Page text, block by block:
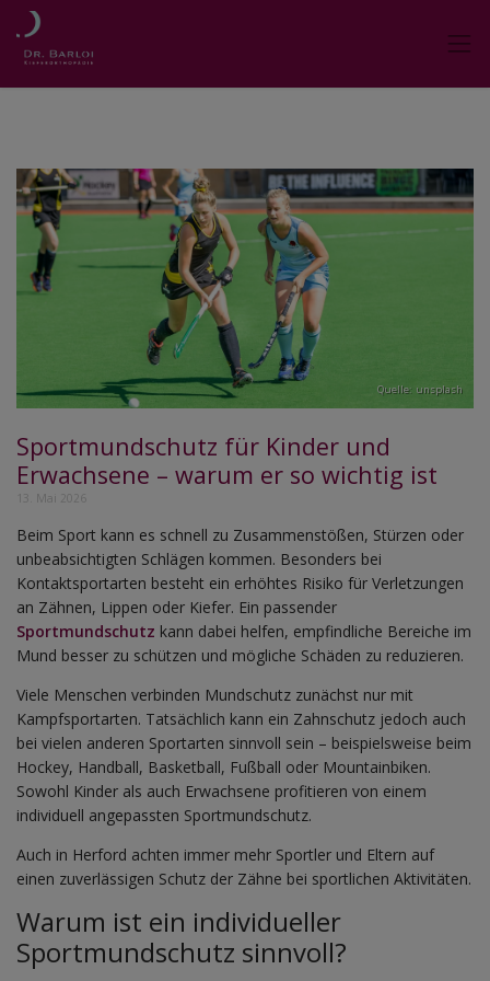
Quelle: unsplash
Sportmundschutz für Kinder und
Erwachsene – warum er so wichtig ist
13. Mai 2026
Beim Sport kann es schnell zu Zusammenstößen, Stürzen oder
unbeabsichtigten Schlägen kommen. Besonders bei
Kontaktsportarten besteht ein erhöhtes Risiko für Verletzungen
an Zähnen, Lippen oder Kiefer. Ein passender
Sportmundschutz kann dabei helfen, empfindliche Bereiche im
Mund besser zu schützen und mögliche Schäden zu reduzieren.
Viele Menschen verbinden Mundschutz zunächst nur mit
Kampfsportarten. Tatsächlich kann ein Zahnschutz jedoch auch
bei vielen anderen Sportarten sinnvoll sein – beispielsweise beim
Hockey, Handball, Basketball, Fußball oder Mountainbiken.
Sowohl Kinder als auch Erwachsene profitieren von einem
individuell angepassten Sportmundschutz.
Auch in Herford achten immer mehr Sportler und Eltern auf
einen zuverlässigen Schutz der Zähne bei sportlichen Aktivitäten.
Warum ist ein individueller
Sportmundschutz sinnvoll?